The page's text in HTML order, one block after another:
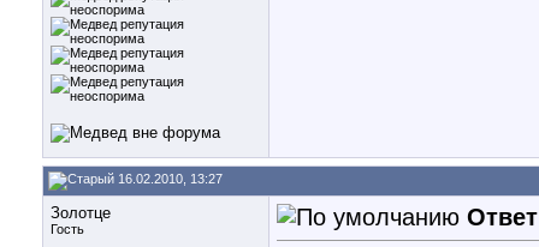
16.02.2010, 13:27
Золотце
Гость